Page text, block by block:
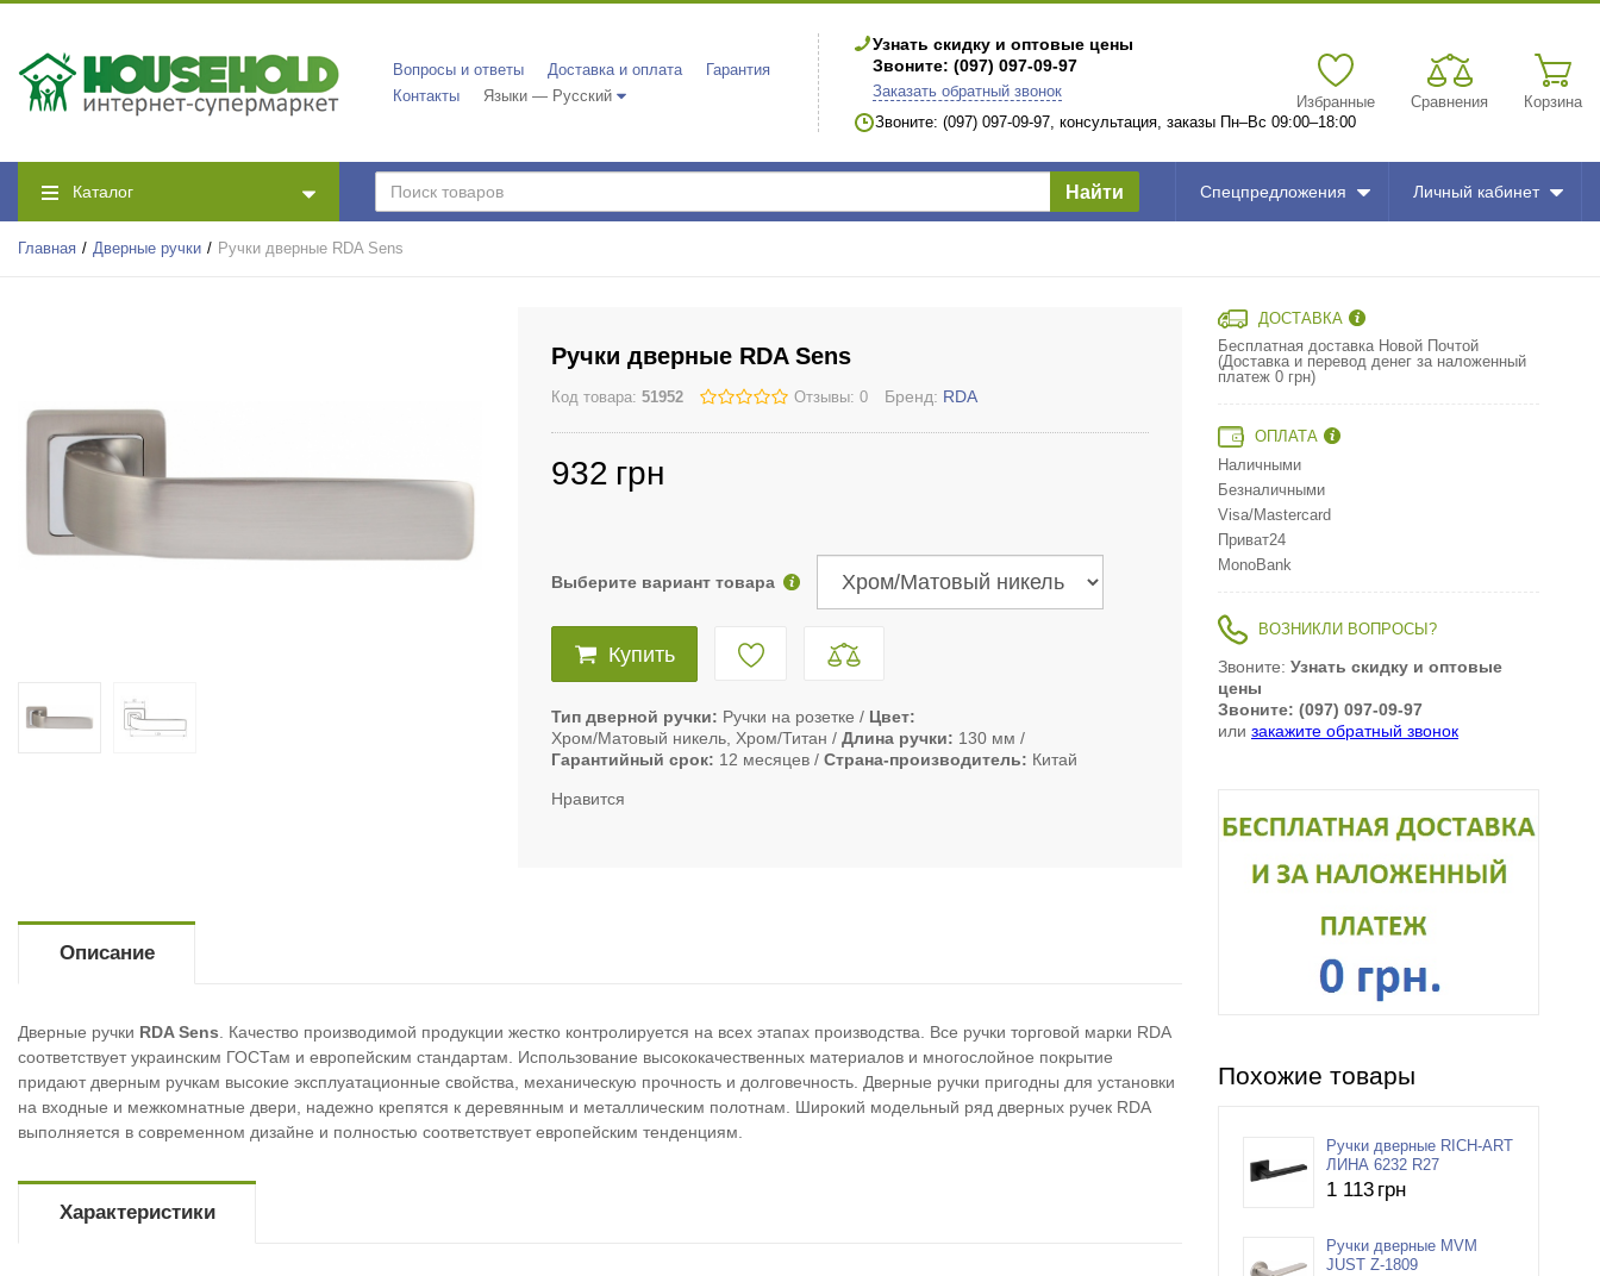
Вопросы и ответы Доставка и оплата
Гарантия
Контакты
Языки — Русский
Узнать скидку и оптовые цены
Звоните: (097) 097-09-97
Заказать обратный звонок
Звоните: (097) 097-09-97, консультация, заказы Пн–Вс 09:00–18:00
Избранные Сравнения Корзина
Каталог Найти Спецпредложения Личный кабинет
Главная Дверные ручки Ручки дверные RDA Sens
Ручки дверные RDA Sens
Код товара: 51952 Отзывы: 0 Бренд: RDA
932 грн
Выберите вариант товара
Купить
Тип дверной ручки Ручки на розетке
Цвет
Хром/Матовый никель, Хром/Титан
Длина ручки
130 мм
Гарантийный срок
12 месяцев Страна-производитель Китай
Нравится
Описание
Дверные ручки RDA Sens. Качество производимой продукции жестко контролируется на всех этапах производства. Все ручки торговой марки RDA
соответствует украинским ГОСТам и европейским стандартам. Использование высококачественных материалов и многослойное покрытие
придают дверным ручкам высокие эксплуатационные свойства, механическую прочность и долговечность. Дверные ручки пригодны для установки
на входные и межкомнатные двери, надежно крепятся к деревянным и металлическим полотнам. Широкий модельный ряд дверных ручек RDA
выполняется в современном дизайне и полностью соответствует европейским тенденциям.
Характеристики
ДОСТАВКА
Бесплатная доставка Новой Почтой
(Доставка и перевод денег за наложенный
платеж 0 грн)
ОПЛАТА
Наличными
Безналичными
Visa/Mastercard
Приват24
MonoBank
ВОЗНИКЛИ ВОПРОСЫ?
Звоните: Узнать скидку и оптовые
цены
Звоните: (097) 097-09-97
или закажите обратный звонок
Похожие товары
Ручки дверные RICH-ART
ЛИНА 6232 R27
1 113 грн
Ручки дверные MVM
JUST Z-1809